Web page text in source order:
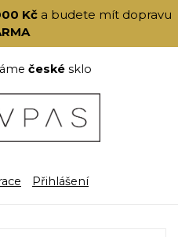
Kč a budete mít dopravu
českésklo
Přihlášení